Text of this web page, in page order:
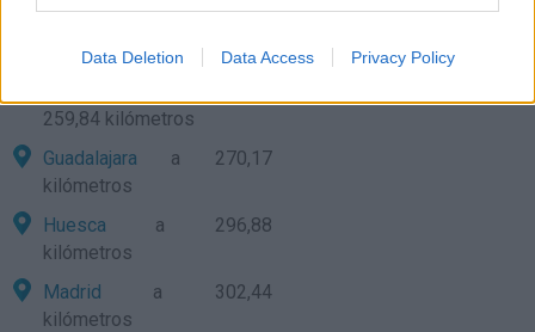
Data Deletion Data Access Privacy Policy
kilómetros
Lleidaa 252,99 kilómetros
259,84 kilómetros
Guadalajara a 270,17
kilómetros
Huesca a 296,88
kilómetros
Madrid a 302,44
kilómetros